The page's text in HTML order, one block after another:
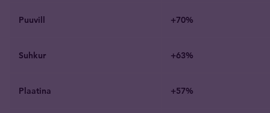
Puuvill +70%
Suhkur +63%
Plaatina +57%